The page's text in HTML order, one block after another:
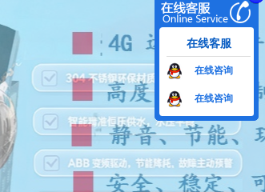
在线客服
在线咨询
在线咨询